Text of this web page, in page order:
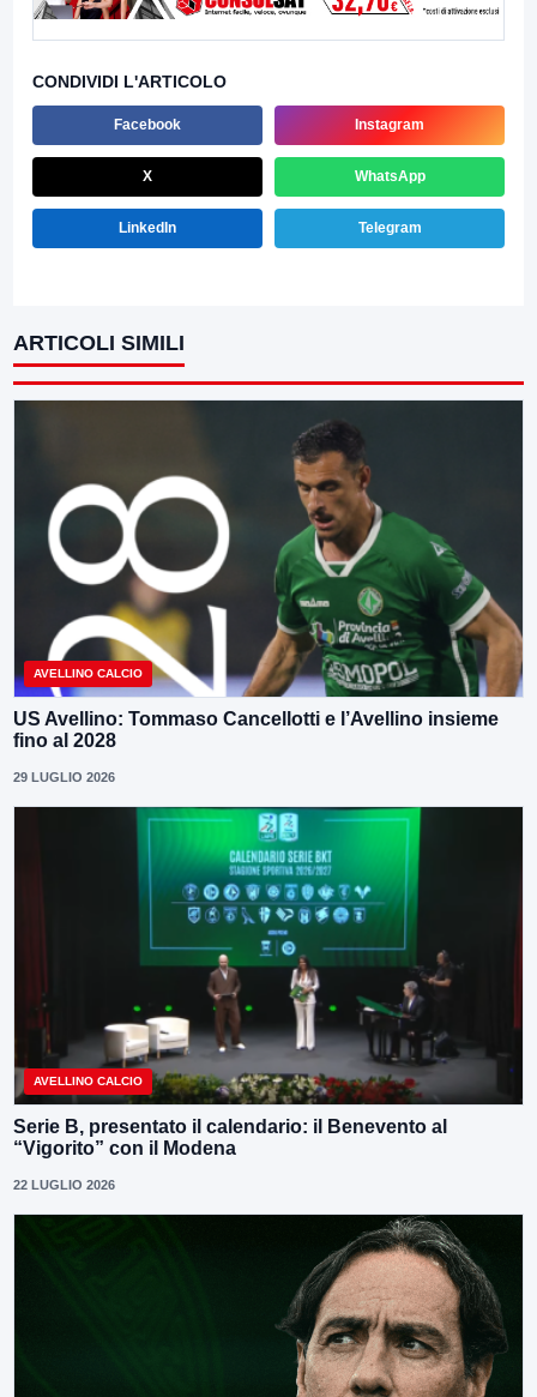
CONDIVIDI L'ARTICOLO
Facebook Instagram
X WhatsApp
LinkedIn Telegram
ARTICOLI SIMILI
AVELLINO CALCIO
US Avellino: Tommaso Cancellotti e l’Avellino insieme
fino al 2028
29 LUGLIO 2026
AVELLINO CALCIO
Serie B, presentato il calendario: il Benevento al
“Vigorito” con il Modena
22 LUGLIO 2026